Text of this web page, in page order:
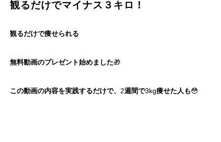
観るだけでマイナス３キロ！
観るだけで痩せられる
無料動画のプレゼント始めました🎁
この動画の内容を実践するだけで、 2週間で3kg痩せた人も😳